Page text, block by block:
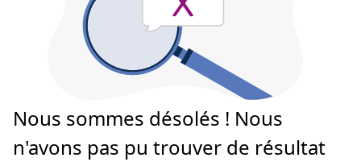
Nous sommes désolés ! Nous
n'avons pas pu trouver de résultat